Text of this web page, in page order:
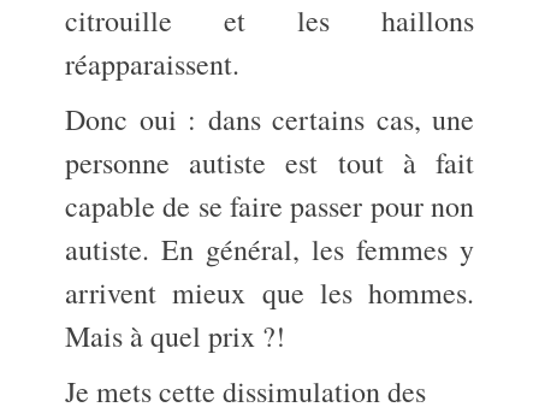
citrouille et les haillons
réapparaissent.
Donc oui : dans certains cas, une
personne autiste est tout à fait
capable de se faire passer pour non
autiste. En général, les femmes y
arrivent mieux que les hommes.
Mais à quel prix ?!
Je mets cette dissimulation des